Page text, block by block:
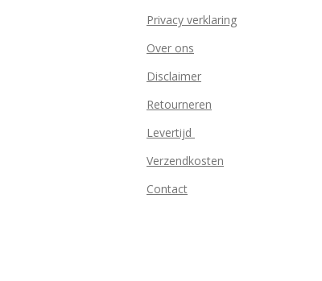
Privacy verklaring
Over ons
Disclaimer
Retourneren
Levertijd
Verzendkosten
Contact